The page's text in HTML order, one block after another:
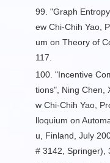
99. "Graph
ew Chi-Chih Yao,
um on Theory of
117.
100. "Incentive
tions", Ning Chen,
w Chi-Chih Yao,
lloquium on
u, Finland, July
# 3142, Springer),